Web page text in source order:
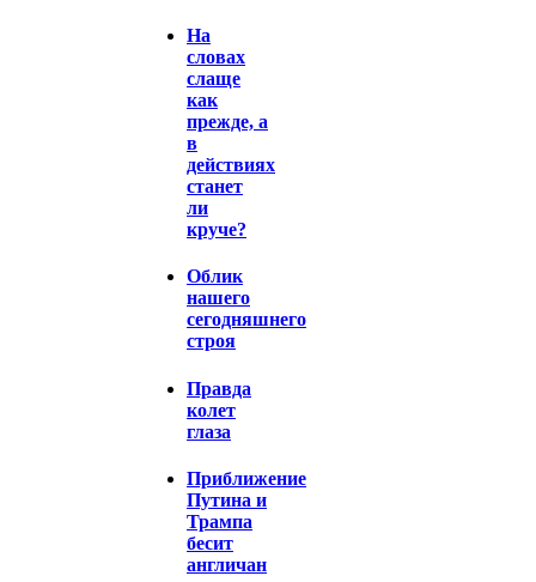
На
словах
слаще
как
прежде, а
в
действиях
станет
ли
круче?
Облик
нашего
сегодняшнего
строя
Правда
колет
глаза
Приближение
Путина и
Трампа
бесит
англичан